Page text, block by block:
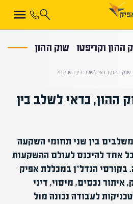
ההון וקריפטו שוק ההון
שוק ההון, כדאי לשלב בין השניים?
ההון, כדאי לשלב בין
משלבים בין שני תחומי השקעה
אחד להיכנס לעולם ההשקעות
בקורסי הנדל"ן במכללת אפיק
נכסים, מיסוי, דיני
לעבודה נכונה מול